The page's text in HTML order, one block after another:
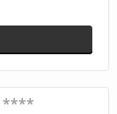
****